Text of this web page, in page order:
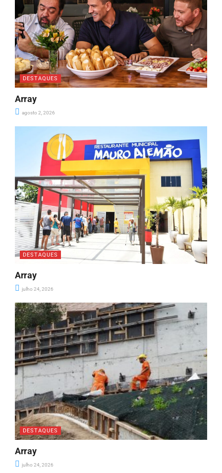
DESTAQUES
Array
agosto 2, 2026
DESTAQUES
Array
julho 24, 2026
DESTAQUES
Array
julho 24, 2026